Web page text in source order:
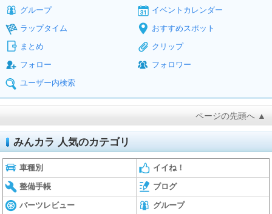
グループ
イベントカレンダー
ラップタイム
おすすめスポット
まとめ
クリップ
フォロー
フォロワー
ユーザー内検索
ページの先頭へ ▲
みんカラ 人気のカテゴリ
車種別 イイね！
整備手帳 ブログ
パーツレビュー グループ